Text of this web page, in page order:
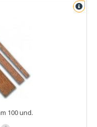
100 und.